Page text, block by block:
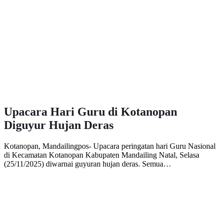
Upacara Hari Guru di Kotanopan
Diguyur Hujan Deras
Kotanopan, Mandailingpos- Upacara peringatan hari Guru Nasional
di Kecamatan Kotanopan Kabupaten Mandailing Natal, Selasa
(25/11/2025) diwarnai guyuran hujan deras. Semua…